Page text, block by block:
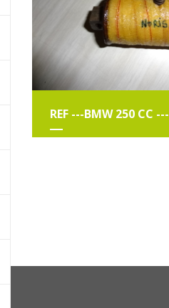
REF ---BMW 250 CC ---